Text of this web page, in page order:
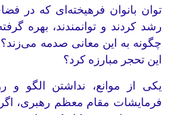
توان بانوان فرهیخته‌ای که در
رشد کردند و توانمندند، بهره
چگونه به این معانی صدمه
این تحجر مبارزه کرد؟
یکی از موانع، نداشتن الگو
فرمایشات مقام معظم رهبری، اگر